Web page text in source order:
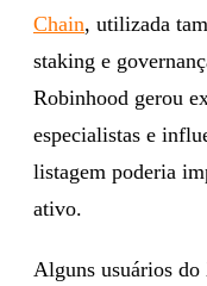
Chain, utilizada
staking e
Robinhood gerou
especialistas e
listagem poderia
ativo.
Alguns usuários